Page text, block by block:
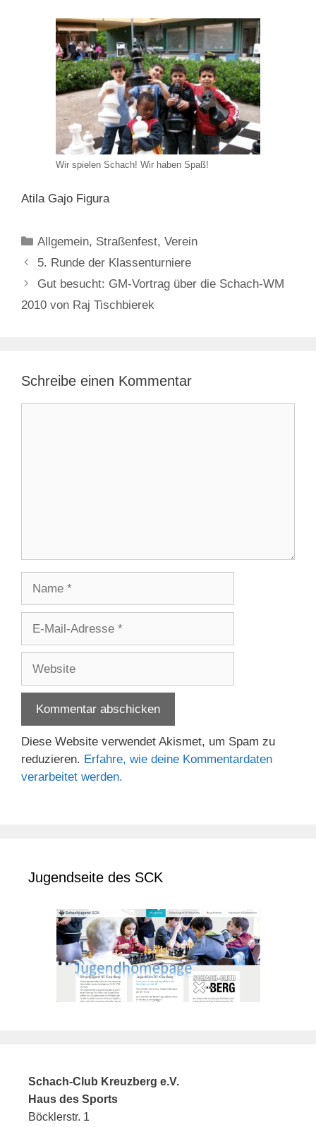
Wir spielen Schach! Wir haben Spaß!
Atila Gajo Figura
Kategorien
Allgemein, Straßenfest,Verein
5. Runde der Klassenturniere
Gut besucht: GM-Vortrag über die Schach-WM
2010 von Raj Tischbierek
Schreibe einen Kommentar
Adresse
Diese Website verwendet Akismet, um Spam zu
reduzieren. Erfahre, wie deine Kommentardaten
verarbeitet werden.
Jugendseite des SCK
Schach-Club Kreuzberg e.V.
Haus des Sports
Böcklerstr. 1